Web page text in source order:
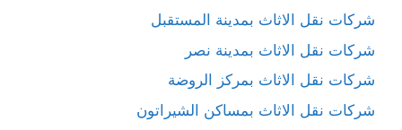
شركات نقل الاثاث بمدينة المستقبل
شركات نقل الاثاث بمدينة نصر
شركات نقل الاثاث بمركز الروضة
شركات نقل الاثاث بمساكن الشيراتون